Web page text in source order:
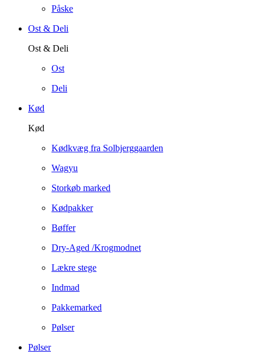
Påske
Ost & Deli
Ost & Deli
Ost
Deli
Kød
Kød
Kødkvæg fra Solbjerggaarden
Wagyu
Storkøb marked
Kødpakker
Bøffer
Dry-Aged /Krogmodnet
Lækre stege
Indmad
Pakkemarked
Pølser
Pølser